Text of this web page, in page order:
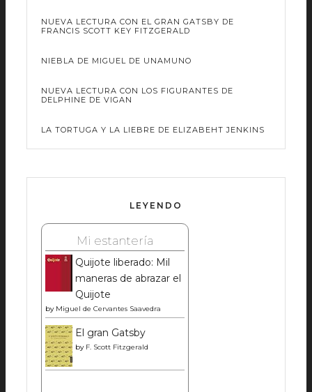
NUEVA LECTURA CON EL GRAN GATSBY DE
FRANCIS SCOTT KEY FITZGERALD
NIEBLA DE MIGUEL DE UNAMUNO
NUEVA LECTURA CON LOS FIGURANTES DE
DELPHINE DE VIGAN
LA TORTUGA Y LA LIEBRE DE ELIZABEHT JENKINS
LEYENDO
Mi estantería
Quijote liberado: Mil
maneras de abrazar el
Quijote
by Miguel de Cervantes Saavedra
El gran Gatsby
by F. Scott Fitzgerald